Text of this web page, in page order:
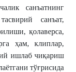
санъатнинг
санъат,
қолаверса,
ҳам, клиплар,
ишлаб чиқариш
тўғрисида